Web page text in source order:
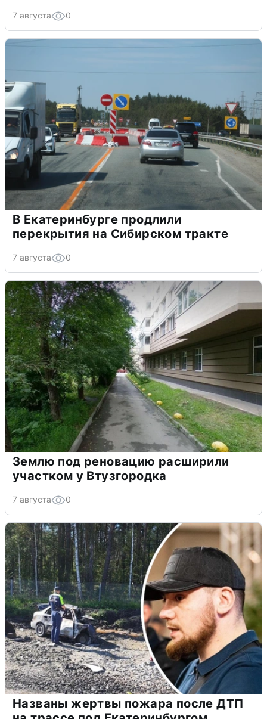
7 августа 0
В Екатеринбурге продлили
перекрытия на Сибирском тракте
7 августа 0
Землю под реновацию расширили
участком у Втузгородка
7 августа 0
Названы жертвы пожара после ДТП